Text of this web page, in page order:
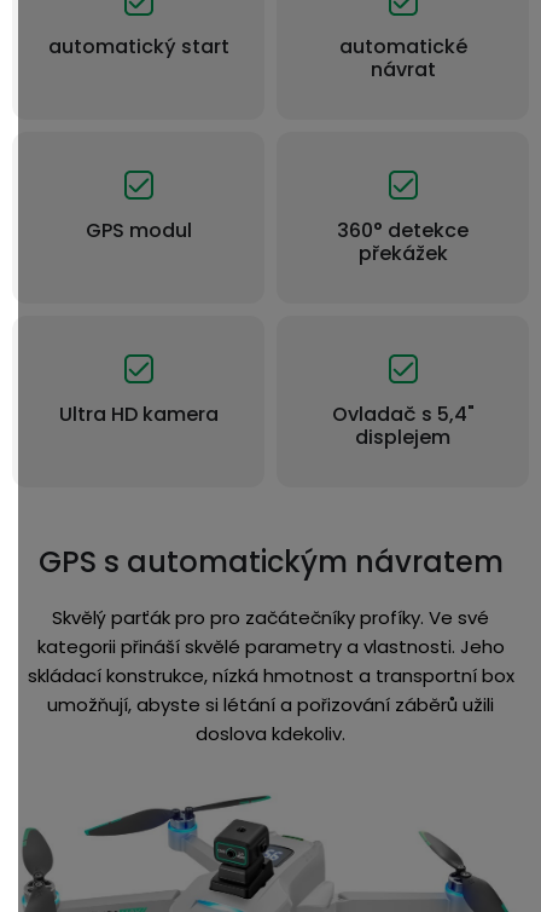
automatický start
automatické
návrat
GPS modul
360° detekce
překážek
Ultra HD kamera
Ovladač s 5,4"
displejem
GPS s automatickým návratem
Skvělý parťák pro pro začátečníky profíky. Ve své
kategorii přináší skvělé parametry a vlastnosti. Jeho
skládací konstrukce, nízká hmotnost a transportní box
umožňují, abyste si létání a pořizování záběrů užili
doslova kdekoliv.